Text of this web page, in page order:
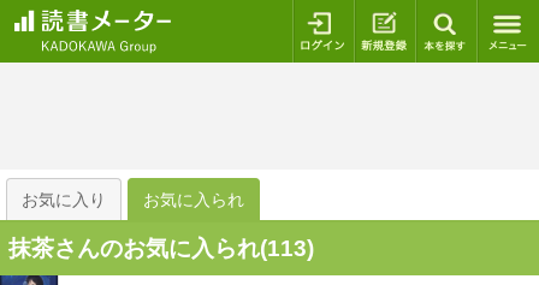
ログイン 新規登録
お気に入り お気に入られ
抹茶さんのお気に入られ(113)